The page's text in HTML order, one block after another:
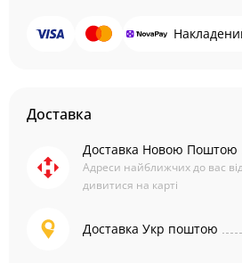
Доставка
Доставка Новою Поштою
Адреси найближчих до вас
дивитися на карті
Доставка Укр поштою